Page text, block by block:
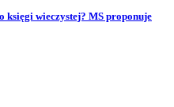
księgi wieczystej? MS proponuje